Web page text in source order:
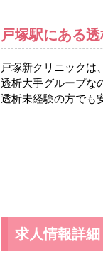
戸塚駅にある
戸塚新クリニックは
透析大手グループな
透析未経験の方でも
求人情報詳細